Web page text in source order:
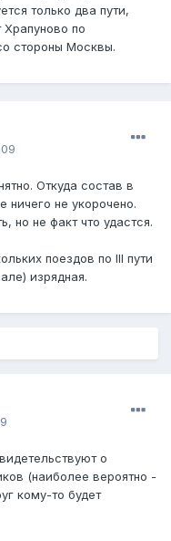
только два пути,
Храпуново по
стороны Москвы.
Откуда состав в
ничего не укорочено.
но не факт что удастся.
поездов по III пути
изрядная.
о
(наиболее вероятно -
кому-то будет